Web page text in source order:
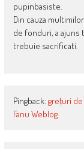
pupinbasiste.
Din cauza
de fonduri, a ajuns
trebuie sacrificati.
Pingback: greţuri de
Fanu Weblog